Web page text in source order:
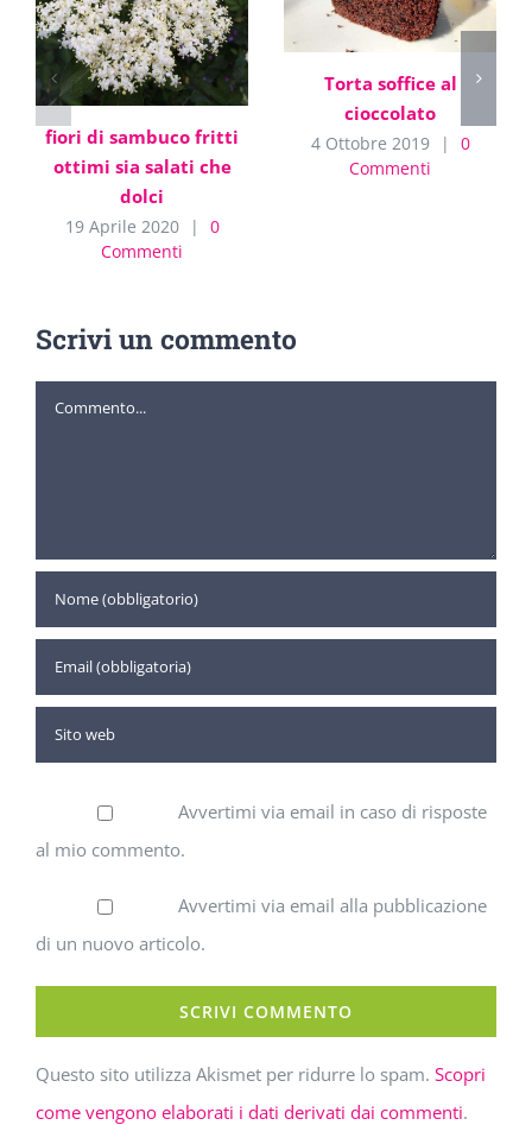
fiori di sambuco fritti
ottimi sia salati che
dolci
19 Aprile 2020 |
0
Commenti
Torta soffice al
cioccolato
4 Ottobre 2019 |
0
Commenti
Scrivi un commento
Commento
Avvertimi via email in caso di risposte
al mio commento.
Avvertimi via email alla pubblicazione
di un nuovo articolo.
Questo sito utilizza Akismet per ridurre lo spam. Scopri
come vengono elaborati i dati derivati dai commenti.